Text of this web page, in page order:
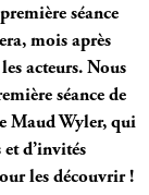
séance
mois après
acteurs. Nous
séance de
Maud Wyler, qui
d’invités
les découvrir !